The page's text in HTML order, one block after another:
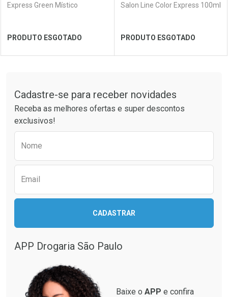
Express Green Místico
PRODUTO ESGOTADO
Laboratório
Por Menos
Salon Line Color Express 100ml
PRODUTO ESGOTADO
Laboratório
Por Menos
Cadastre-se para receber novidades
Receba as melhores ofertas e super descontos
exclusivos!
Nome
Email
CADASTRAR
APP Drogaria São Paulo
Baixe o APP e confira